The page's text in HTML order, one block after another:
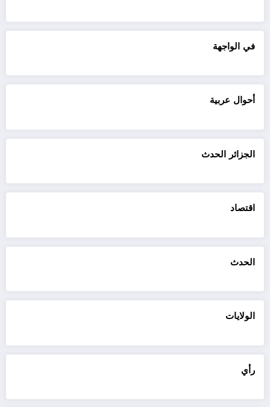
في الواجهة
أحوال عربية
الجزائر الحدث
اقتصاد
الحدث
الولايات
رأي